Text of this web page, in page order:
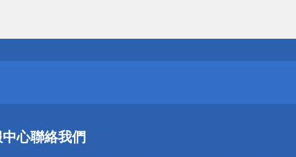
心！
心！
心聯絡我們